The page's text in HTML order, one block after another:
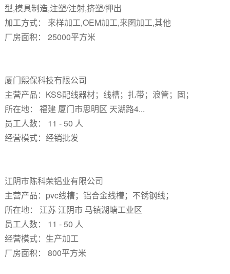
型,模具制造,注塑/注射,挤塑/押出
加工方式： 来样加工,OEM加工,来图加工,其他
厂房面积： 25000平方米
厦门熙保科技有限公司
主营产品：KSS配线器材；线槽；扎带；浪管；固；
所在地： 福建 厦门市思明区 天湖路4...
员工人数： 11 - 50 人
经营模式：经销批发
江阴市陈科荣铝业有限公司
主营产品：pvc线槽；铝合金线槽；不锈钢线；
所在地： 江苏 江阴市 马镇湖塘工业区
员工人数： 11 - 50 人
经营模式：生产加工
厂房面积： 800平方米